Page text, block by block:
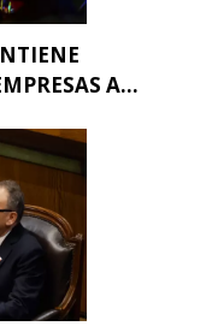
A...